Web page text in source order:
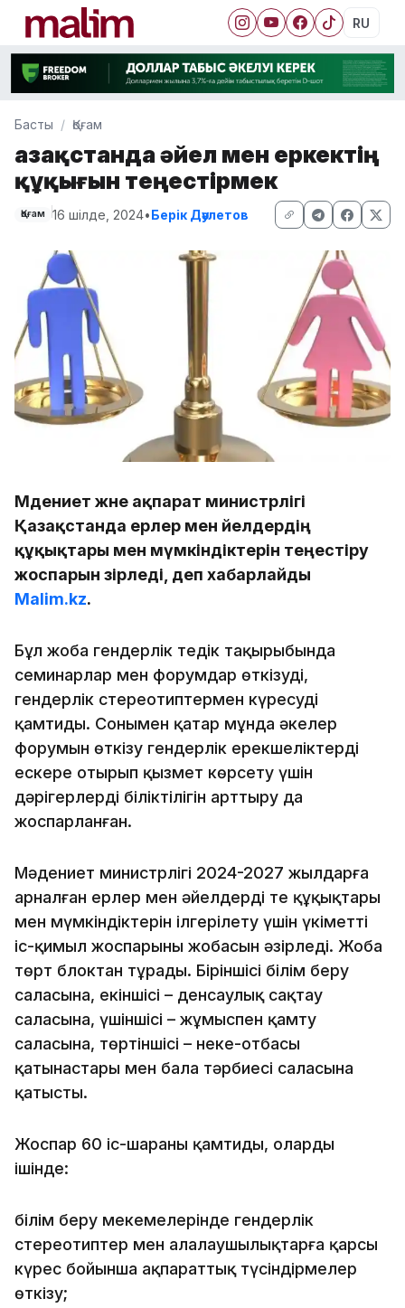
RU
Басты Қоғам
Қазақстанда әйел мен еркектің
құқығын теңестірмек
Қоғам 16 шілде, 2024•Берік Дәулетов
Мәдениет және ақпарат министрлігі
Қазақстанда ерлер мен әйелдердің
құқықтары мен мүмкіндіктерін теңестіру
жоспарын әзірледі, деп хабарлайды
Malim.kz.
Бұл жоба гендерлік теңдік тақырыбында
семинарлар мен форумдар өткізуді,
гендерлік стереотиптермен күресуді
қамтиды. Сонымен қатар мұнда әкелер
форумын өткізу гендерлік ерекшеліктерді
ескере отырып қызмет көрсету үшін
дәрігерлердің біліктілігін арттыру да
жоспарланған.
Мәдениет министрлігі 2024-2027 жылдарға
арналған ерлер мен әйелдердің тең құқықтары
мен мүмкіндіктерін ілгерілету үшін үкіметтің
іс-қимыл жоспарының жобасын әзірледі. Жоба
төрт блоктан тұрады. Біріншісі білім беру
саласына, екіншісі – денсаулық сақтау
саласына, үшіншісі – жұмыспен қамту
саласына, төртіншісі – неке-отбасы
қатынастары мен бала тәрбиесі саласына
қатысты.
Жоспар 60 іс-шараны қамтиды, олардың
ішінде:
білім беру мекемелерінде гендерлік
стереотиптер мен алалаушылықтарға қарсы
күрес бойынша ақпараттық түсіндірмелер
өткізу;